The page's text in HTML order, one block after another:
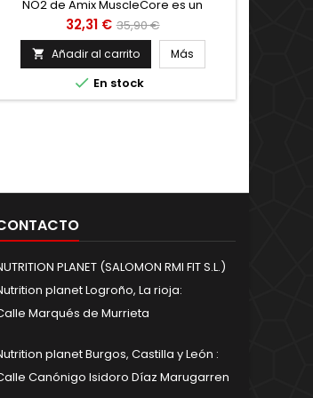
NO2 de Amix MuscleCore es un
producto para tomar antes de un
entrenamiento que contiene que
contiene ActiNOS™ en combinación
con L-arginina alfa-cetoglutarato,
Beta-Alanina (CarnoSyn®),
ALA, Cafeína, Zinc, vitaminas B6 y
Precio
32,31 € Precio
base
35,90 €
 Añadir al carrito Más
 En stock
PLANET (SALOMON RMI FIT S.L.)
planet Logroño, La rioja:
Marqués de Murrieta
planet Burgos, Castilla y León :
Canónigo Isidoro Díaz Marugarren